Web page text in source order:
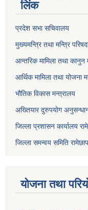
लिंक
प्रदेश सभा सचिवालय
मुख्यमन्त्रि तथा मन्त्रि
आन्तरिक मामिला तथा कानुन
आर्थिक मामिला तथा योजना
भौतिक विकास मन्त्रालय
अख्तियार दुरुपयोग
जिल्ला प्रशासन कार्यालय
जिल्ला समन्वय समिति रामेछाप
योजना तथा